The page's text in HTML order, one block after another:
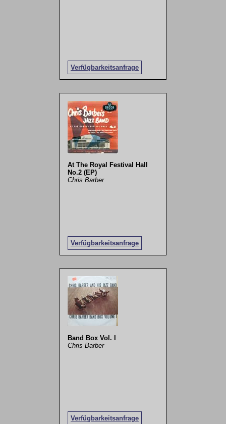
Verfügbarkeitsanfrage
At The Royal Festival Hall
No.2 (EP)
Chris Barber
Verfügbarkeitsanfrage
Band Box Vol. I
Chris Barber
Verfügbarkeitsanfrage